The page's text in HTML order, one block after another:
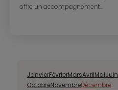
offre un accompagnement...
JanvierFévrierMarsAvrilMaiJuin
OctobreNovembreDécembre